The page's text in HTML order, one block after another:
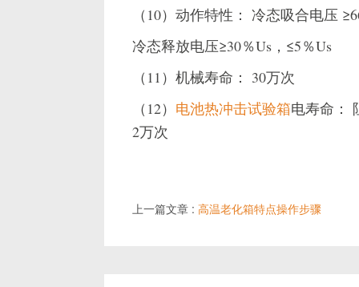
（10）动作特性： 冷态吸合电压
冷态释放电压≥30％Us，≤5％Us
（11）机械寿命： 30万次
（12） 电池热冲击试验箱电寿命：
2万次
上一篇文章 : 高温老化箱特点操作步骤